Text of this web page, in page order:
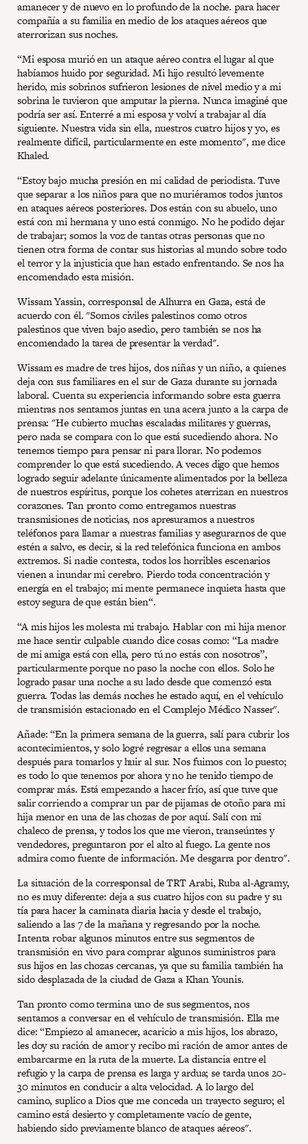
amanecer y de nuevo en lo profundo de la noche. para hacer
compañía a su familia en medio de los ataques aéreos que
aterrorizan sus noches.
“Mi esposa murió en un ataque aéreo contra el lugar al que
habíamos huido por seguridad. Mi hijo resultó levemente
herido, mis sobrinos sufrieron lesiones de nivel medio y a mi
sobrina le tuvieron que amputar la pierna. Nunca imaginé que
podría ser así. Enterré a mi esposa y volví a trabajar al día
siguiente. Nuestra vida sin ella, nuestros cuatro hijos y yo, es
realmente difícil, particularmente en este momento", me dice
Khaled.
“Estoy bajo mucha presión en mi calidad de periodista. Tuve
que separar a los niños para que no muriéramos todos juntos
en ataques aéreos posteriores. Dos están con su abuelo, uno
está con mi hermana y uno está conmigo. No he podido dejar
de trabajar; somos la voz de tantas otras personas que no
tienen otra forma de contar sus historias al mundo sobre todo
el terror y la injusticia que han estado enfrentando. Se nos ha
encomendado esta misión.
Wissam Yassin, corresponsal de Alhurra en Gaza, está de
acuerdo con él. "Somos civiles palestinos como otros
palestinos que viven bajo asedio, pero también se nos ha
encomendado la tarea de presentar la verdad".
Wissam es madre de tres hijos, dos niñas y un niño, a quienes
deja con sus familiares en el sur de Gaza durante su jornada
laboral. Cuenta su experiencia informando sobre esta guerra
mientras nos sentamos juntas en una acera junto a la carpa de
prensa: "He cubierto muchas escaladas militares y guerras,
pero nada se compara con lo que está sucediendo ahora. No
tenemos tiempo para pensar ni para llorar. No podemos
comprender lo que está sucediendo. A veces digo que hemos
logrado seguir adelante únicamente alimentados por la belleza
de nuestros espíritus, porque los cohetes aterrizan en nuestros
corazones. Tan pronto como entregamos nuestras
transmisiones de noticias, nos apresuramos a nuestros
teléfonos para llamar a nuestras familias y asegurarnos de que
estén a salvo, es decir, si la red telefónica funciona en ambos
extremos. Si nadie contesta, todos los horribles escenarios
vienen a inundar mi cerebro. Pierdo toda concentración y
energía en el trabajo; mi mente permanece inquieta hasta que
estoy segura de que están bien“.
“A mis hijos les molesta mi trabajo. Hablar con mi hija menor
me hace sentir culpable cuando dice cosas como: “La madre
de mi amiga está con ella, pero tú no estás con nosotros”,
particularmente porque no paso la noche con ellos. Solo he
logrado pasar una noche a su lado desde que comenzó esta
guerra. Todas las demás noches he estado aquí, en el vehículo
de transmisión estacionado en el Complejo Médico Nasser".
Añade: “En la primera semana de la guerra, salí para cubrir los
acontecimientos, y solo logré regresar a ellos una semana
después para tomarlos y huir al sur. Nos fuimos con lo puesto;
es todo lo que tenemos por ahora y no he tenido tiempo de
comprar más. Está empezando a hacer frío, así que tuve que
salir corriendo a comprar un par de pijamas de otoño para mi
hija menor en una de las chozas de por aquí. Salí con mi
chaleco de prensa, y todos los que me vieron, transeúntes y
vendedores, preguntaron por el alto al fuego. La gente nos
admira como fuente de información. Me desgarra por dentro".
La situación de la corresponsal de TRT Arabi, Ruba al-Agramy,
no es muy diferente: deja a sus cuatro hijos con su padre y su
tía para hacer la caminata diaria hacia y desde el trabajo,
saliendo a las 7 de la mañana y regresando por la noche.
Intenta robar algunos minutos entre sus segmentos de
transmisión en vivo para comprar algunos suministros para
sus hijos en las chozas cercanas, ya que su familia también ha
sido desplazada de la ciudad de Gaza a Khan Younis.
Tan pronto como termina uno de sus segmentos, nos
sentamos a conversar en el vehículo de transmisión. Ella me
dice: “Empiezo al amanecer, acaricio a mis hijos, los abrazo,
les doy su ración de amor y recibo mi ración de amor antes de
embarcarme en la ruta de la muerte. La distancia entre el
refugio y la carpa de prensa es larga y ardua; se tarda unos 20-
30 minutos en conducir a alta velocidad. A lo largo del
camino, suplico a Dios que me conceda un trayecto seguro; el
camino está desierto y completamente vacío de gente,
habiendo sido previamente blanco de ataques aéreos".